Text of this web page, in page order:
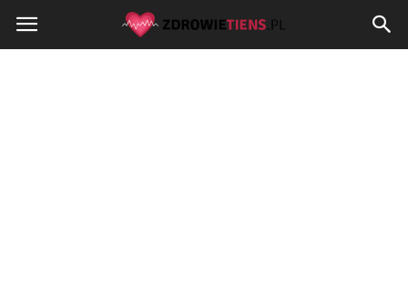
Zdrowietiens.pl